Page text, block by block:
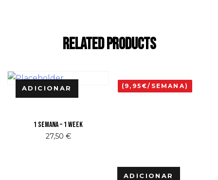
Related Products
ADICIONAR
1 Semana – 1 Week
27,50 €
(9,95€/SEMANA)
ADICIONAR